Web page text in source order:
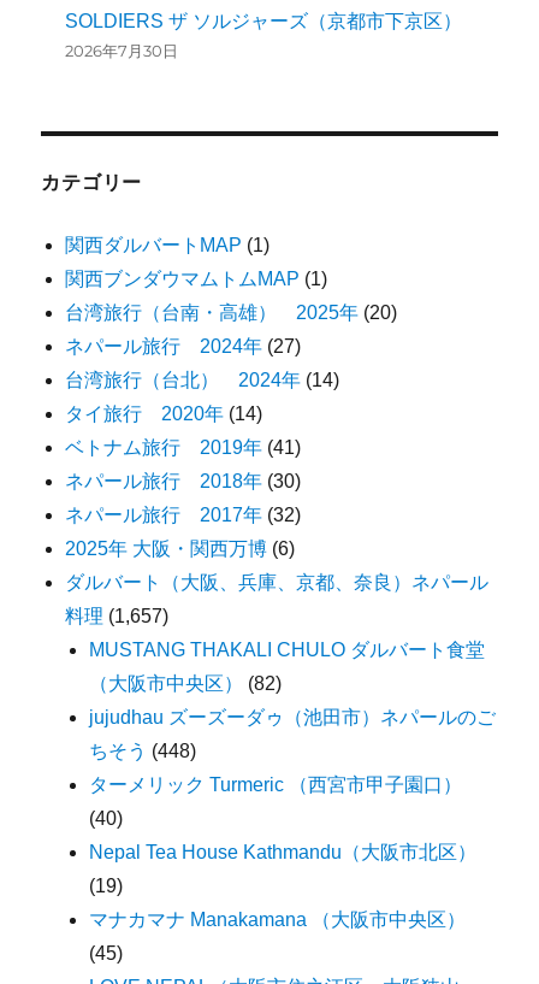
SOLDIERS ザ ソルジャーズ（京都市下京区）
2026年7月30日
カテゴリー
関西ダルバートMAP (1)
関西ブンダウマムトムMAP (1)
台湾旅行（台南・高雄） 2025年 (20)
ネパール旅行 2024年 (27)
台湾旅行（台北） 2024年 (14)
タイ旅行 2020年 (14)
ベトナム旅行 2019年 (41)
ネパール旅行 2018年 (30)
ネパール旅行 2017年 (32)
2025年 大阪・関西万博 (6)
ダルバート（大阪、兵庫、京都、奈良）ネパール
料理 (1,657)
MUSTANG THAKALI CHULO ダルバート食堂
（大阪市中央区）
(82)
jujudhau ズーズーダゥ（池田市）ネパールのご
ちそう (448)
ターメリック Turmeric （西宮市甲子園口）
(40)
Nepal Tea House Kathmandu（大阪市北区）
(19)
マナカマナ Manakamana （大阪市中央区）
(45)